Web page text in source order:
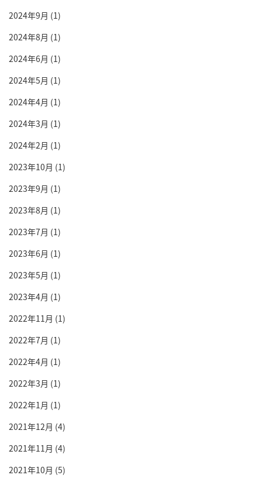
2024年9月 (1)
2024年8月 (1)
2024年6月 (1)
2024年5月 (1)
2024年4月 (1)
2024年3月 (1)
2024年2月 (1)
2023年10月 (1)
2023年9月 (1)
2023年8月 (1)
2023年7月 (1)
2023年6月 (1)
2023年5月 (1)
2023年4月 (1)
2022年11月 (1)
2022年7月 (1)
2022年4月 (1)
2022年3月 (1)
2022年1月 (1)
2021年12月 (4)
2021年11月 (4)
2021年10月 (5)